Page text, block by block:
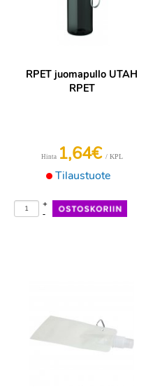
RPET juomapullo UTAH
RPET
Tilaustuote
Hinta 1,64€ / KPL
-
+